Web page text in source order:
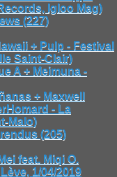
Igloo Mag)
(227)
+ Pulp - Festival
Saint-Clair)
A + Meimuna -
+ Maxwell
- La
Malo)
(205)
feat. Miqi O.
1/04/2019